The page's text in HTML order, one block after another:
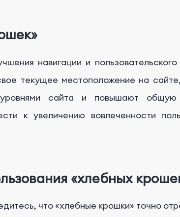
навигации и
текущее местоположение на
сайта и повышают общую
к увеличению вовлеченности
«хлебных
что «хлебные крошки» точно